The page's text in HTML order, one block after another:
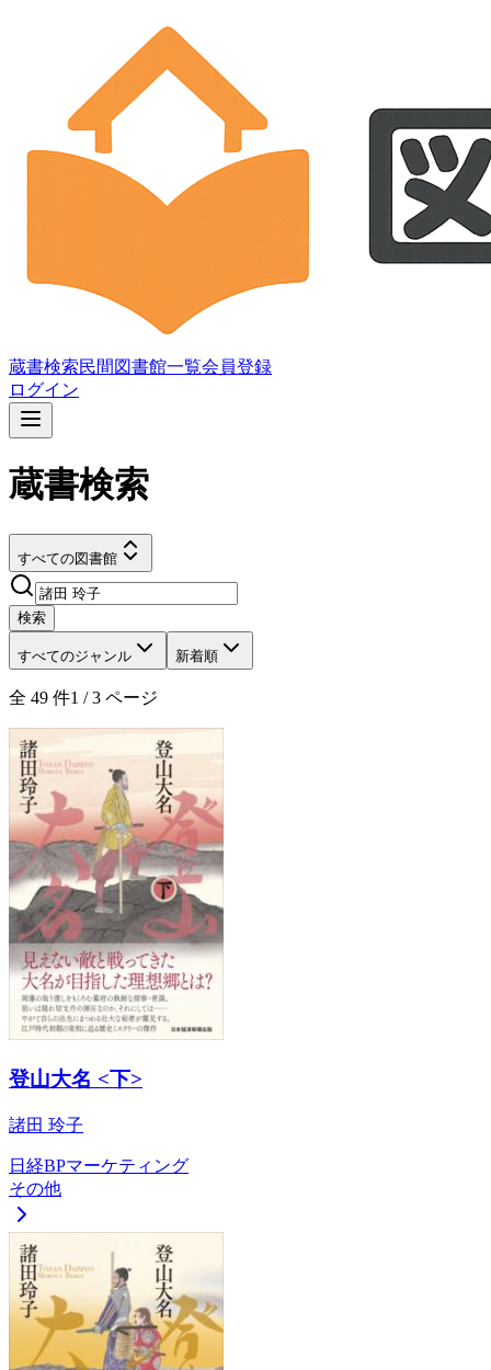
蔵書検索民間図書館一覧会員登録
ログイン
蔵書検索
すべての図書館
検索
すべてのジャンル 新着順
全 49 件1 /3 ページ
登山大名 <下>
諸田 玲子
日経BPマーケティング
その他